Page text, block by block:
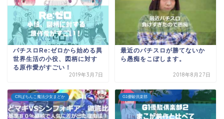
パチスロRe:ゼロから始める異
世界生活の小役、図柄に対す
る原作愛がすごい！
2019年3月7日
最近のパチスロが勝てないか
ら愚痴をこぼします。
2018年8月27日
CRぱちんこ魔法少女まどか G1優駿倶楽部